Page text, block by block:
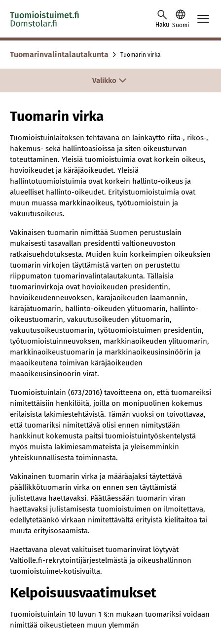
Skip to content -saavutettavuusohje
Haku Suomi
Tuomarinvalintalautakunta Tuomarin virka
Valikko
Tuomarin virka
Tuomioistuinlaitoksen tehtävänä on lainkäyttö riita-, rikos-,
hakemus- sekä hallintoasioissa ja siten oikeusturvan
toteuttaminen. Yleisiä tuomioistuimia ovat korkein oikeus,
hovioikeudet ja käräjäoikeudet. Yleisiä
hallintotuomioistuimia ovat korkein hallinto-oikeus ja
alueelliset hallinto-oikeudet. Erityistuomioistuimia ovat
muun muassa markkinaoikeus, työtuomioistuin ja
vakuutusoikeus.
Vakinaisen tuomarin nimittää Suomen perustuslain
mukaisesti tasavallan presidentti valtioneuvoston
ratkaisuehdotuksesta. Muiden kuin korkeimpien oikeuksien
tuomarin virkojen täyttämistä varten on perustettu
riippumaton tuomarinvalintalautakunta. Tällaisia
tuomarinvirkoja ovat hovioikeuden presidentin,
hovioikeudenneuvoksen, käräjäoikeuden laamannin,
käräjätuomarin, hallinto-oikeuden ylituomarin, hallinto-
oikeustuomarin, vakuutusoikeuden ylituomarin,
vakuutusoikeustuomarin, työtuomioistuimen presidentin,
työtuomioistuinneuvoksen, markkinaoikeuden ylituomarin,
markkinaoikeustuomarin ja markkinaoikeusinsinöörin ja
maaoikeutena toimivan käräjäoikeuden
maaoikeusinsinöörin virat.
Tuomioistuinlain (673/2016) tavoitteena on, että tuomareiksi
nimitettäisiin henkilöitä, joilla on monipuolinen kokemus
erilaisista lakimiestehtävistä. Tämän vuoksi on toivottavaa,
että tuomariksi nimitettävä olisi ennen nimitystään
hankkinut kokemusta paitsi tuomioistuintyöskentelystä
myös muista lakimiesammateista ja yleisemminkin
yhteiskunnallisesta toiminnasta.
Vakinainen tuomarin virka ja määräajaksi täytettävä
päällikkötuomarin virka on ennen sen täyttämistä
julistettava haettavaksi. Päättäessään tuomarin viran
haettavaksi julistamisesta tuomioistuimen on ilmoitettava,
edellytetäänkö virkaan nimitettävältä erityistä kielitaitoa tai
muuta erityisosaamista.
Haettavana olevat vakituiset tuomarinvirat löytyvät
Valtiolle.fi-rekrytointijärjestelmästä ja oikeushallinnon
tuomioistuimet-kotisivuilta.
Kelpoisuusvaatimukset
Tuomioistuinlain 10 luvun 1 §:n mukaan tuomariksi voidaan
nimittää oikeustieteen muun ylemmän